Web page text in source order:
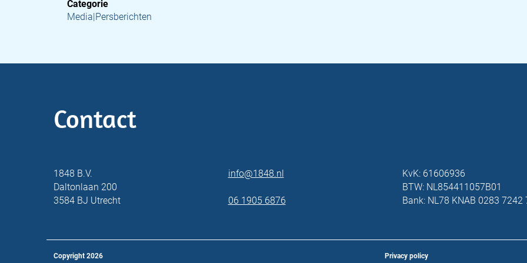
Categorie
Media|Persberichten
Contact
1848 B.V.
Daltonlaan 200
3584 BJ Utrecht
info@1848.nl
06 1905 6876
KvK: 61606936
BTW: NL854411057B01
Bank: NL78 KNAB 0283 7242
Copyright 2026 Privacy policy